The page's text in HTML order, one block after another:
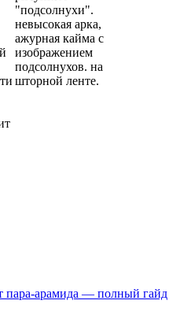
"подсолнухи".
невысокая арка,
ажурная кайма с
изображением
подсолнухов. на
шторной ленте.
пара-арамида — полный гайд